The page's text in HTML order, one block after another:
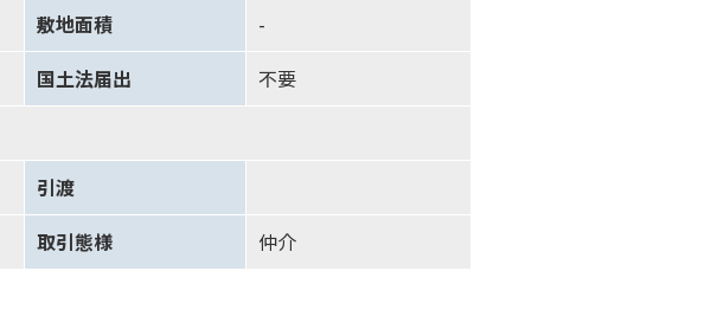
敷地面積
-
国土法届出
不要
引渡
取引態様 仲介